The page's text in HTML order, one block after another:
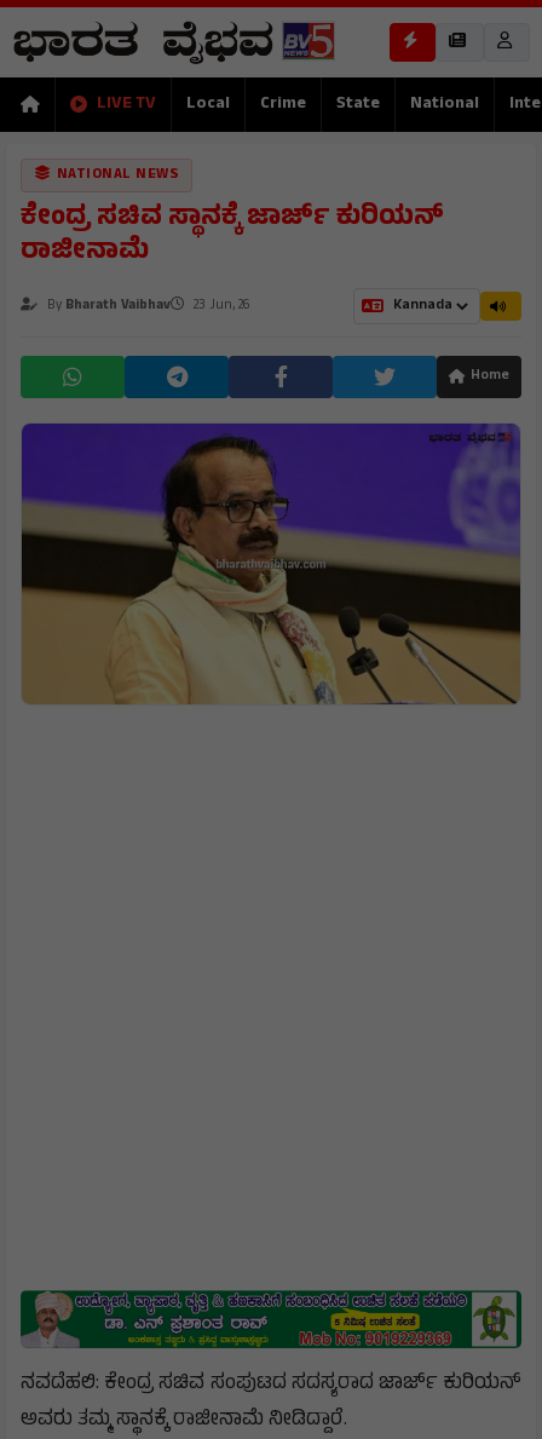
LIVE TV Local Crime State National
NATIONAL NEWS
ಕೇಂದ್ರ ಸಚಿವ ಸ್ಥಾನಕ್ಕೆ ಜಾರ್ಜ್ ಕುರಿಯನ್
ರಾಜೀನಾಮೆ
By Bharath Vaibhav 23 Jun, 26
Home
ನವದೆಹಲಿ: ಕೇಂದ್ರ ಸಚಿವ ಸಂಪುಟದ ಸದಸ್ಯರಾದ ಜಾರ್ಜ್ ಕುರಿಯನ್
ಅವರು ತಮ್ಮ ಸ್ಥಾನಕ್ಕೆ ರಾಜೀನಾಮೆ ನೀಡಿದ್ದಾರೆ.